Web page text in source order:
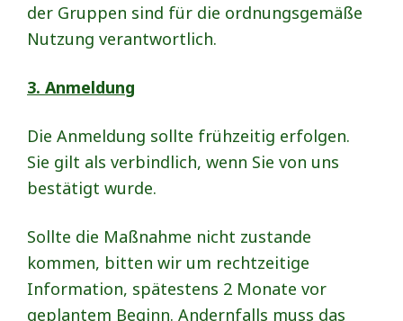
der Gruppen sind für die ordnungsgemäße
Nutzung verantwortlich.
3. Anmeldung
Die Anmeldung sollte frühzeitig erfolgen.
Sie gilt als verbindlich, wenn Sie von uns
bestätigt wurde.
Sollte die Maßnahme nicht zustande
kommen, bitten wir um rechtzeitige
Information, spätestens 2 Monate vor
geplantem Beginn. Andernfalls muss das